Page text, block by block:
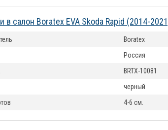
в салон Boratex EVA Skoda Rapid (2014-
Boratex
Россия
BRTX-10081
черный
4-6 см.